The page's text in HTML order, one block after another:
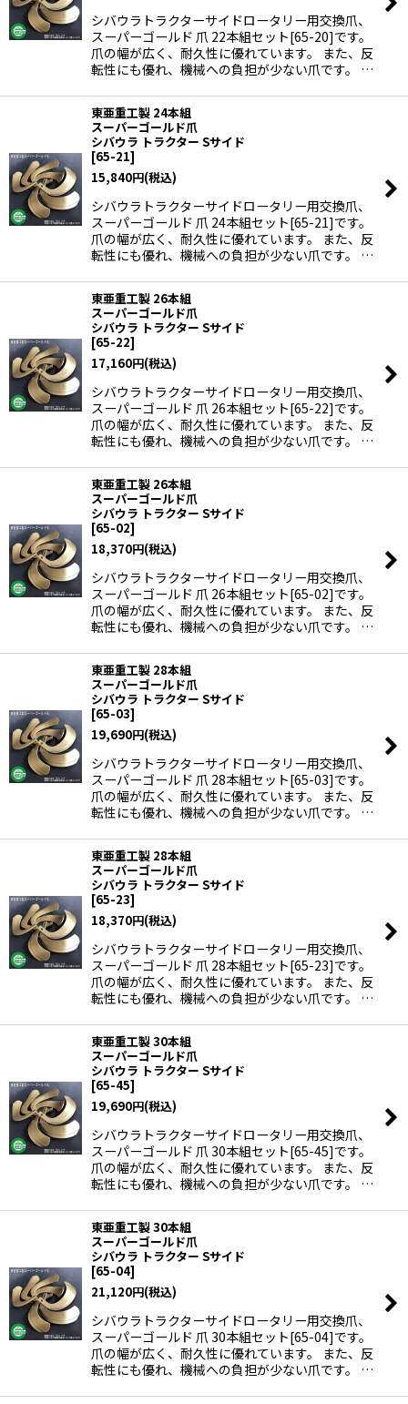
シバウラトラクターサイドロータリー用交換爪、
スーパーゴールド 爪 22本組セット[65-20]です。
爪の幅が広く、耐久性に優れています。 また、反
転性にも優れ、機械への負担が少ない爪です。 …
東亜重工製 24本組
スーパーゴールド爪
シバウラ トラクター Sサイド
[65-21]
15,840円(税込)
シバウラトラクターサイドロータリー用交換爪、
スーパーゴールド 爪 24本組セット[65-21]です。
爪の幅が広く、耐久性に優れています。 また、反
転性にも優れ、機械への負担が少ない爪です。 …
東亜重工製 26本組
スーパーゴールド爪
シバウラ トラクター Sサイド
[65-22]
17,160円(税込)
シバウラトラクターサイドロータリー用交換爪、
スーパーゴールド 爪 26本組セット[65-22]です。
爪の幅が広く、耐久性に優れています。 また、反
転性にも優れ、機械への負担が少ない爪です。 …
東亜重工製 26本組
スーパーゴールド爪
シバウラ トラクター Sサイド
[65-02]
18,370円(税込)
シバウラトラクターサイドロータリー用交換爪、
スーパーゴールド 爪 26本組セット[65-02]です。
爪の幅が広く、耐久性に優れています。 また、反
転性にも優れ、機械への負担が少ない爪です。 …
東亜重工製 28本組
スーパーゴールド爪
シバウラ トラクター Sサイド
[65-03]
19,690円(税込)
シバウラトラクターサイドロータリー用交換爪、
スーパーゴールド 爪 28本組セット[65-03]です。
爪の幅が広く、耐久性に優れています。 また、反
転性にも優れ、機械への負担が少ない爪です。 …
東亜重工製 28本組
スーパーゴールド爪
シバウラ トラクター Sサイド
[65-23]
18,370円(税込)
シバウラトラクターサイドロータリー用交換爪、
スーパーゴールド 爪 28本組セット[65-23]です。
爪の幅が広く、耐久性に優れています。 また、反
転性にも優れ、機械への負担が少ない爪です。 …
東亜重工製 30本組
スーパーゴールド爪
シバウラ トラクター Sサイド
[65-45]
19,690円(税込)
シバウラトラクターサイドロータリー用交換爪、
スーパーゴールド 爪 30本組セット[65-45]です。
爪の幅が広く、耐久性に優れています。 また、反
転性にも優れ、機械への負担が少ない爪です。 …
東亜重工製 30本組
スーパーゴールド爪
シバウラ トラクター Sサイド
[65-04]
21,120円(税込)
シバウラトラクターサイドロータリー用交換爪、
スーパーゴールド 爪 30本組セット[65-04]です。
爪の幅が広く、耐久性に優れています。 また、反
転性にも優れ、機械への負担が少ない爪です。 …